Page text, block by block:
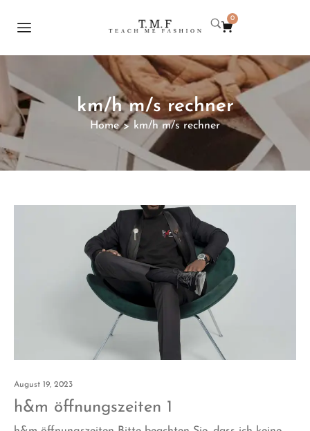
0
km/h m/s rechner
Home > km/h m/s rechner
August 19, 2023
h&m öffnungszeiten 1